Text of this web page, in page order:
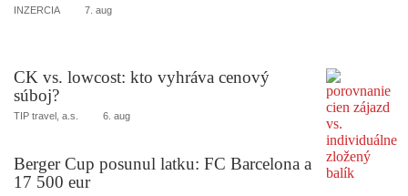
INZERCIA 7. aug
CK vs. lowcost: kto vyhráva cenový
súboj?
TIP travel, a.s. 6. aug
Berger Cup posunul latku: FC Barcelona a
17 500 eur